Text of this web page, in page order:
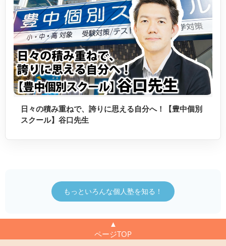
日々の積み重ねで、誇りに思える自分へ！【豊中個別
スクール】谷口先生
もっといろんな個人塾を知る！
▲
ページTOP